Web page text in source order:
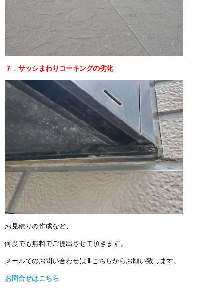
７，サッシまわりコーキングの劣化
お見積りの作成など、
何度でも無料でご提出させて頂きます。
メールでのお問い合わせは⬇こちらからお願い致します。
お問合せはこちら